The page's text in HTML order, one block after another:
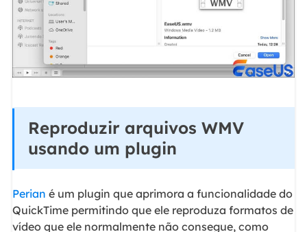
Reproduzir arquivos WMV
usando um plugin
Perian é um plugin que aprimora a funcionalidade do
QuickTime permitindo que ele reproduza formatos de
vídeo que ele normalmente não consegue, como